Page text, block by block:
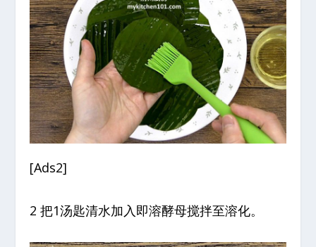
[Ads2]
2 把1汤匙清水加入即溶酵母搅拌至溶化。